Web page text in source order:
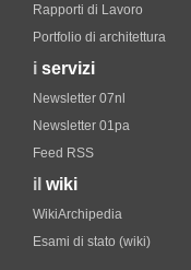
Rapporti di Lavoro
Portfolio di architettura
i servizi
Newsletter 07nl
Newsletter 01pa
Feed RSS
il wiki
WikiArchipedia
Esami di stato (wiki)